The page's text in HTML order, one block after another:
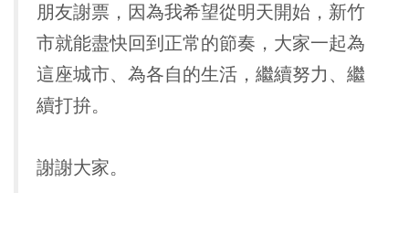
朋友謝票，因為我希望從明天開始，新竹
市就能盡快回到正常的節奏，大家一起為
這座城市、為各自的生活，繼續努力、繼
續打拚。
謝謝大家。